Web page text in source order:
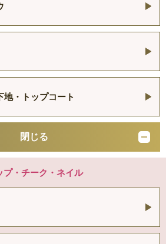
地・トップコート
閉じる
プ・チーク・ネイル